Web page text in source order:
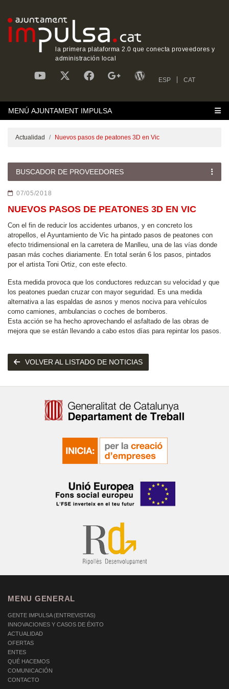
la primera plataforma 2.0 que conecta proveedores y
administración local
ESP CAT
MENÚ AJUNTAMENT IMPULSA
Actualidad Nuevos pasos de peatones 3D en Vic
BUSCADOR DE PROVEEDORES
07/05/2018
NUEVOS PASOS DE PEATONES 3D EN VIC
Con el fin de reducir los accidentes urbanos, y en concreto los
atropellos, el Ayuntamiento de Vic ha pintado pasos de peatones con
efecto tridimensional en la carretera de Manlleu, una de las vías donde
pasan más coches diariamente. En total serán 6 los pasos, pintados
por el artista Toni Ortiz, con este efecto.
Esta medida provoca que los conductores reduzcan su velocidad y que
los peatones puedan cruzar con mayor seguridad. Es una medida
alternativa a las espaldas de asnos y menos nociva para vehículos
como camiones, ambulancias o coches de bomberos.
Esta acción se ha hecho aprovechando el asfaltado de las obras de
mejora que se están llevando a cabo estos días para repintar los pasos.
VOLVER AL LISTADO DE NOTICIAS
MENU GENERAL
GENTE IMPULSA (ENTREVISTAS)
INNOVACIONES Y CASOS DE ÉXITO
ACTUALIDAD
OFERTAS
ENTES
QUÉ HACEMOS
COMUNICACIÓN
CONTACTO